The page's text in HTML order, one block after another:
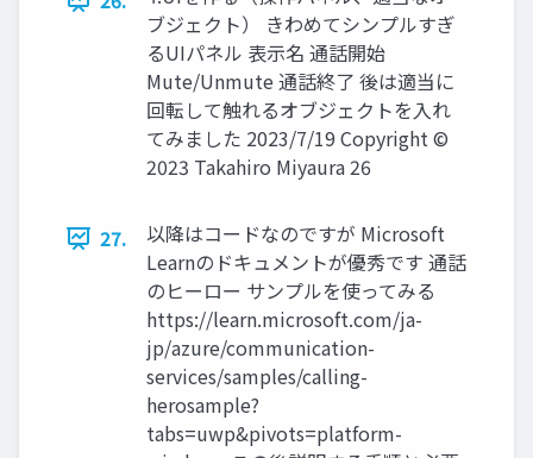
ブジェクト） きわめてシンプルすぎ
るUIパネル 表示名 通話開始
Mute/Unmute 通話終了 後は適当に
回転して触れるオブジェクトを入れ
てみました 2023/7/19 Copyright ©
2023 Takahiro Miyaura 26
27.
以降はコードなのですが Microsoft
Learnのドキュメントが優秀です 通話
のヒーロー サンプルを使ってみる
https://learn.microsoft.com/ja-
jp/azure/communication-
services/samples/calling-
herosample?
tabs=uwp&pivots=platform-